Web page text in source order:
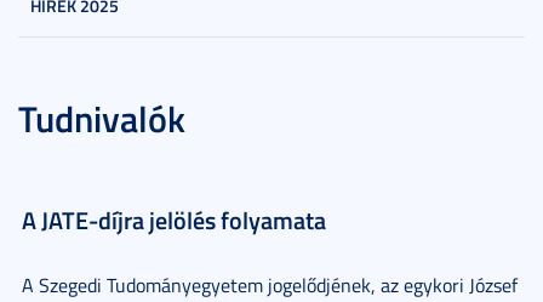
HÍREK 2025
Tudnivalók
A JATE-díjra jelölés folyamata
A Szegedi Tudományegyetem jogelődjének, az egykori József